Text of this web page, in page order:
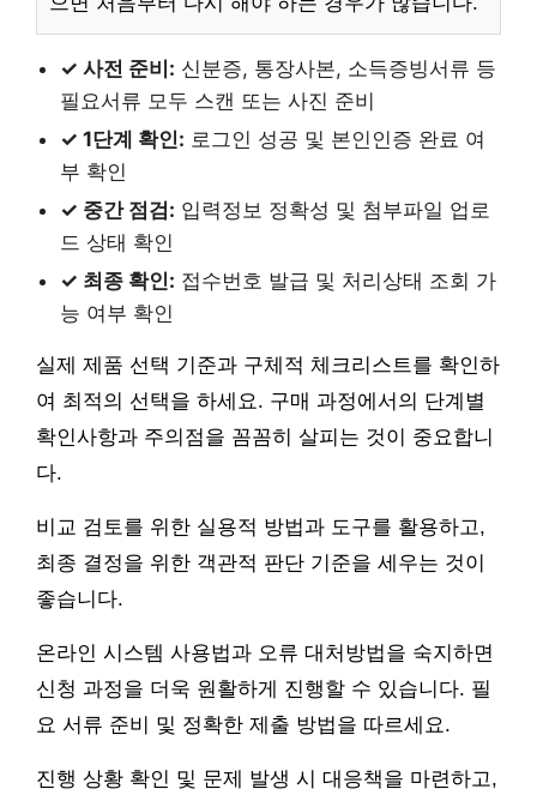
✓ 사전 준비: 신분증, 통장사본, 소득증빙서류 등
필요서류 모두 스캔 또는 사진 준비
✓ 1단계 확인: 로그인 성공 및 본인인증 완료 여
부 확인
✓ 중간 점검: 입력정보 정확성 및 첨부파일 업로
드 상태 확인
✓ 최종 확인: 접수번호 발급 및 처리상태 조회 가
능 여부 확인
실제 제품 선택 기준과 구체적 체크리스트를 확인하
여 최적의 선택을 하세요. 구매 과정에서의 단계별
확인사항과 주의점을 꼼꼼히 살피는 것이 중요합니
다.
비교 검토를 위한 실용적 방법과 도구를 활용하고,
최종 결정을 위한 객관적 판단 기준을 세우는 것이
좋습니다.
온라인 시스템 사용법과 오류 대처방법을 숙지하면
신청 과정을 더욱 원활하게 진행할 수 있습니다. 필
요 서류 준비 및 정확한 제출 방법을 따르세요.
진행 상황 확인 및 문제 발생 시 대응책을 마련하고,